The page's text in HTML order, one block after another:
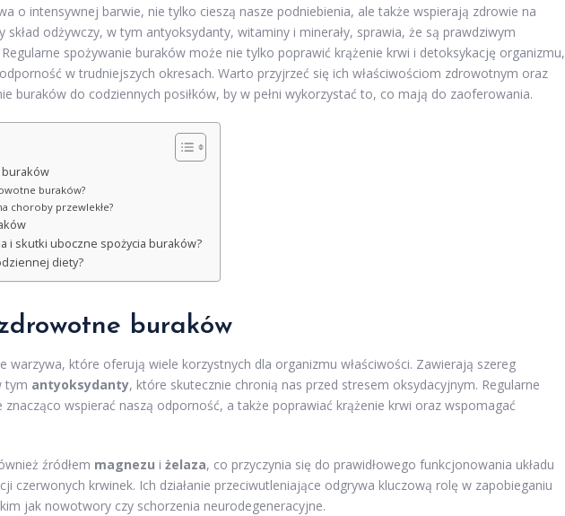
o intensywnej barwie, nie tylko cieszą nasze podniebienia, ale także wspierają zdrowie na
odżywczy, w tym antyoksydanty, witaminy i minerały, sprawia, że są prawdziwym
spożywanie buraków może nie tylko poprawić krążenie krwi i detoksykację organizmu,
w trudniejszych okresach. Warto przyjrzeć się ich właściwościom zdrowotnym oraz
buraków do codziennych posiłków, by w pełni wykorzystać to, co mają do zaoferowania.
buraków
buraków?
choroby przewlekłe?
i skutki uboczne spożycia buraków?
diety?
buraków
warzywa, które oferują wiele korzystnych dla organizmu właściwości. Zawierają szereg
tym antyoksydanty, które skutecznie chronią nas przed stresem oksydacyjnym. Regularne
wspierać naszą odporność, a także poprawiać krążenie krwi oraz wspomagać
źródłem magnezu i żelaza, co przyczynia się do prawidłowego funkcjonowania układu
czerwonych krwinek. Ich działanie przeciwutleniające odgrywa kluczową rolę w zapobieganiu
jak nowotwory czy schorzenia neurodegeneracyjne.